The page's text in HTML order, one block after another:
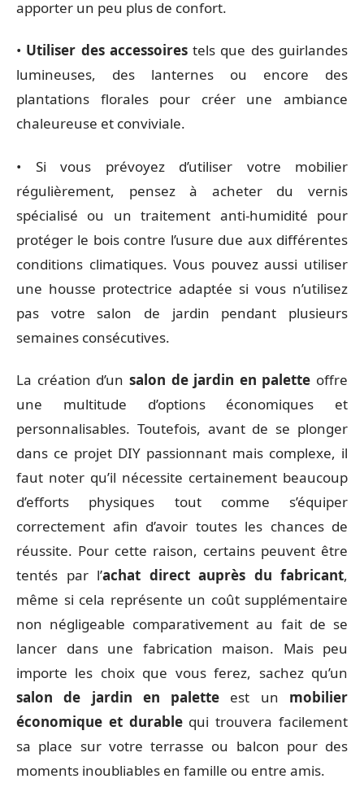
apporter un peu plus de confort.
• Utiliser des accessoirestels que des guirlandes
lumineuses, des lanternes ou encore des
plantations florales pour créer une ambiance
chaleureuse et conviviale.
• Si vous prévoyez d’utiliser votre mobilier
régulièrement, pensez à acheter du vernis
spécialisé ou un traitement anti-humidité pour
protéger le bois contre l’usure due aux différentes
conditions climatiques. Vous pouvez aussi utiliser
une housse protectrice adaptée si vous n’utilisez
pas votre salon de jardin pendant plusieurs
semaines consécutives.
La création d’un salon de jardin en palette offre
une multitude d’options économiques et
personnalisables. Toutefois, avant de se plonger
dans ce projet DIY passionnant mais complexe, il
faut noter qu’il nécessite certainement beaucoup
d’efforts physiques tout comme s’équiper
correctement afin d’avoir toutes les chances de
réussite. Pour cette raison, certains peuvent être
tentés par l’achat direct auprès du fabricant,
même si cela représente un coût supplémentaire
non négligeable comparativement au fait de se
lancer dans une fabrication maison. Mais peu
importe les choix que vous ferez, sachez qu’un
salon de jardin en palette est un mobilier
économique et durablequi trouvera facilement
sa place sur votre terrasse ou balcon pour des
moments inoubliables en famille ou entre amis.